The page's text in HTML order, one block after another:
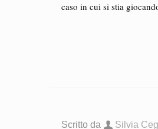
caso in cui si stia
Scritto da Silvia